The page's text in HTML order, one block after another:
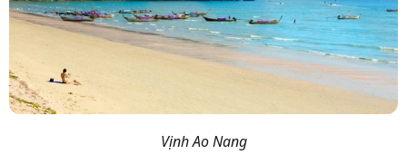
Vịnh Ao Nang